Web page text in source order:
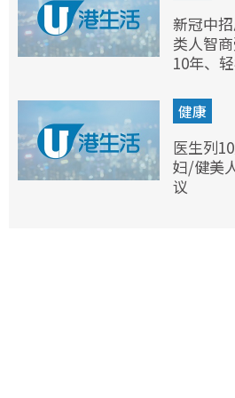
新冠中
类人智
10年、
健康
医生列
妇/健美
议